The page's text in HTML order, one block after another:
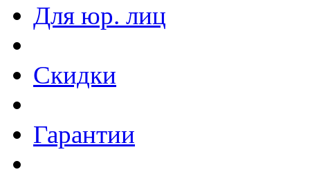
Для юр. лиц
Скидки
Гарантии